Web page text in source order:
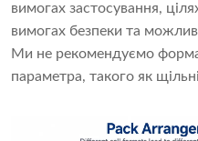
вимогах застосування,
вимогах безпеки та
Ми не рекомендуємо
параметра, такого як